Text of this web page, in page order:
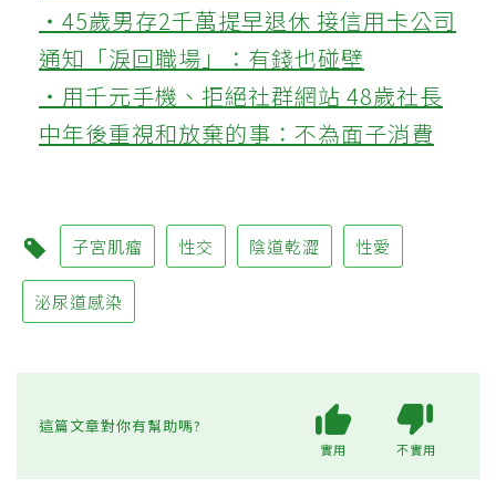
‧45歲男存2千萬提早退休 接信用卡公司
通知「淚回職場」：有錢也碰壁
‧用千元手機、拒絕社群網站 48歲社長
中年後重視和放棄的事：不為面子消費
子宮肌瘤 性交 陰道乾澀 性愛
泌尿道感染
這篇文章對你有幫助嗎?
實用 不實用